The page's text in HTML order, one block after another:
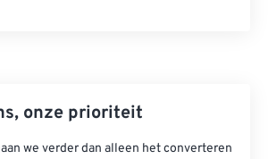
onze prioriteit
we verder dan alleen het converteren